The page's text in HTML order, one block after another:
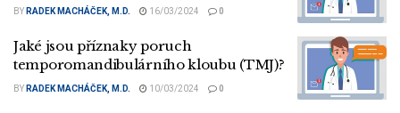
BY RADEK MACHÁČEK, M.D. 16/03/2024 0
Jaké jsou příznaky poruch
temporomandibulárního kloubu (TMJ)?
BY RADEK MACHÁČEK, M.D. 10/03/2024 0